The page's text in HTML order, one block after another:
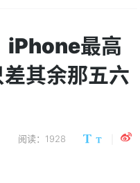
iPhone最高
其余那五六
阅读：1928